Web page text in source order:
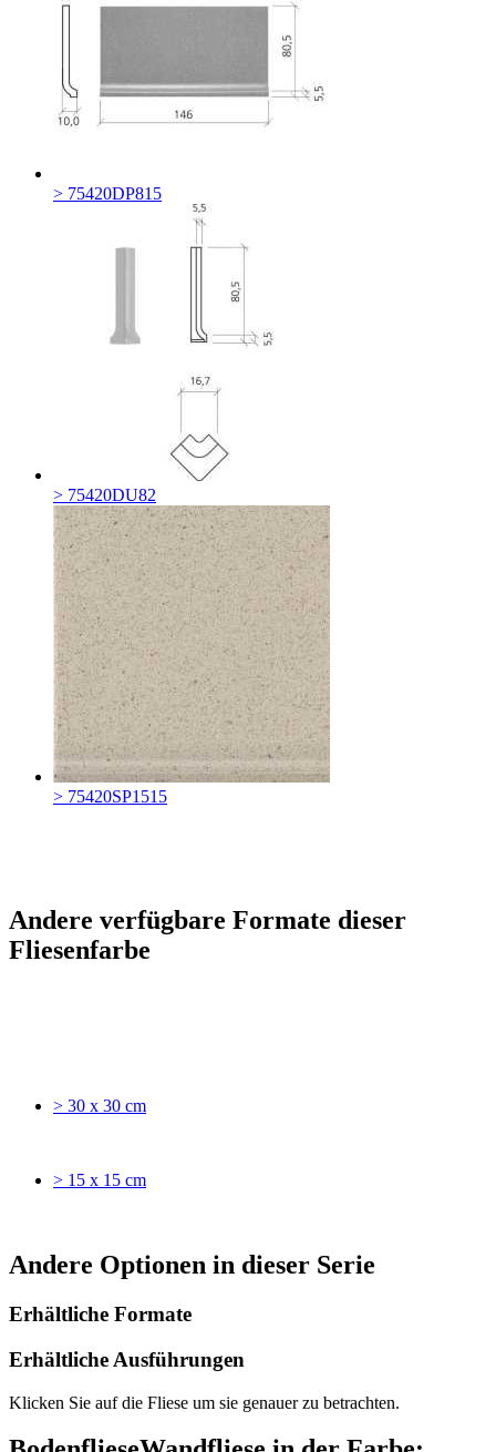
> 75420DP815
> 75420DU82
> 75420SP1515
Andere verfügbare Formate dieser
Fliesenfarbe
> 30 x 30 cm
> 15 x 15 cm
Andere Optionen in dieser Serie
Erhältliche Formate
Erhältliche Ausführungen
Klicken Sie auf die Fliese um sie genauer zu betrachten.